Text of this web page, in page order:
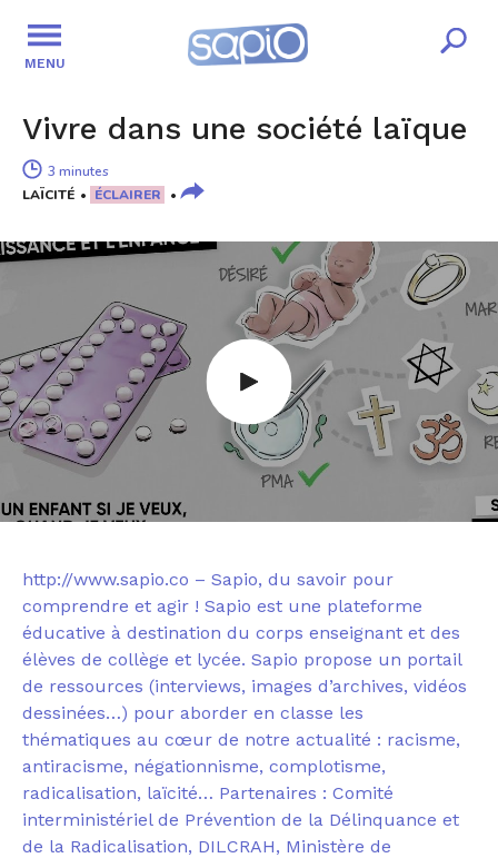
MENU
Vivre dans une société laïque
3 minutes
LAÏCITÉ
ÉCLAIRER
http://www.sapio.co – Sapio, du savoir pour
comprendre et agir ! Sapio est une plateforme
éducative à destination du corps enseignant et des
élèves de collège et lycée. Sapio propose un portail
de ressources (interviews, images d’archives, vidéos
dessinées…) pour aborder en classe les
thématiques au cœur de notre actualité : racisme,
antiracisme, négationnisme, complotisme,
radicalisation, laïcité… Partenaires : Comité
interministériel de Prévention de la Délinquance et
de la Radicalisation, DILCRAH, Ministère de